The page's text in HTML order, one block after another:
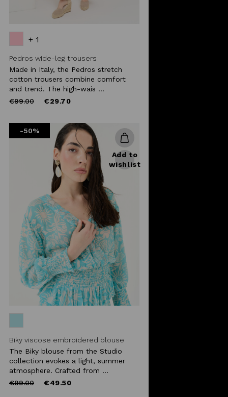
+ 1
Pedros wide-leg trousers
Made in Italy, the Pedros stretch
cotton trousers combine comfort
and trend. The high-wais ...
Price
€99.00to €29.70
-50%
Add to
wishlist
Biky viscose embroidered blouse
The Biky blouse from the Studio
collection evokes a light, summer
atmosphere. Crafted from ...
Price
€99.00to €49.50